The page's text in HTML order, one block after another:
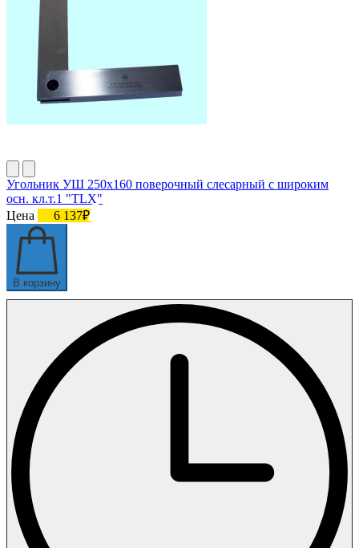
Угольник УШ 250х160 поверочный слесарный с широким
осн. кл.т.1 "TLX"
Цена
6 137₽
В корзину